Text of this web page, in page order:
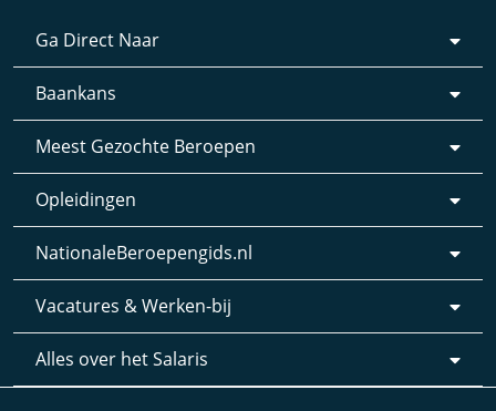
Ga Direct Naar
Baankans
Meest Gezochte Beroepen
Opleidingen
NationaleBeroepengids.nl
Vacatures & Werken-bij
Alles over het Salaris